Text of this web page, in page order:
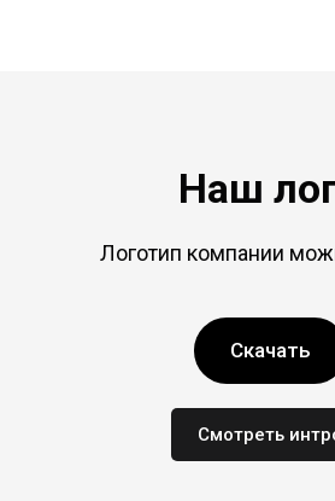
Наш
Логотип компании
Скачать
Смотреть